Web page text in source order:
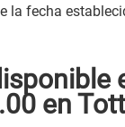
la fecha
en